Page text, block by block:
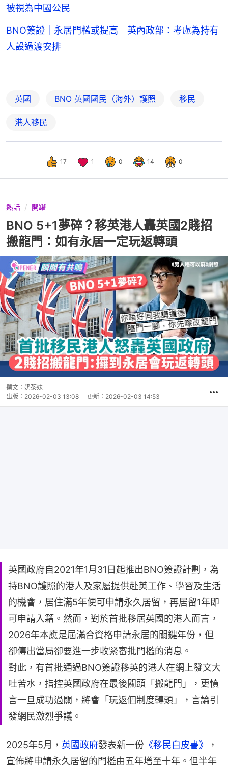
被視為中國公民
BNO簽證｜永居門檻或提高 英內政部：考慮為持有
人設過渡安排
英國 BNO 英國國民（海外）護照 移民
港人移民
17 1 0 14 0
熱話 開罐
BNO 5+1夢碎？移英港人轟英國2賤招
搬龍門：如有永居一定玩返轉頭
撰文： 奶茶妹
出版： 2026-02-03 13:08 更新： 2026-02-03 14:53
英國政府自2021年1月31日起推出BNO簽證計劃，為
持BNO護照的港人及家屬提供赴英工作、學習及生活
的機會，居住滿5年便可申請永久居留，再居留1年即
可申請入籍。然而，對於首批移居英國的港人而言，
2026年本應是屆滿合資格申請永居的關鍵年份，但
卻傳出當局卻要進一步收緊審批門檻的消息。
對此，有首批通過BNO簽證移英的港人在網上發文大
吐苦水，指控英國政府在最後關頭「搬龍門」，更憤
言一旦成功過關，將會「玩返個制度轉頭」，言論引
發網民激烈爭議。
2025年5月， 英國政府發表新一份 《移民白皮書》
，
宣佈將申請永久居留的門檻由五年增至十年。但半年